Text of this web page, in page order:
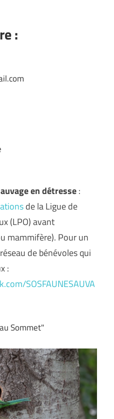
:
en détresse:
de la Ligue de
(LPO) avant
mammifère). Pour un
de bénévoles qui
:
SOSFAUNESAUVA
Sommet"